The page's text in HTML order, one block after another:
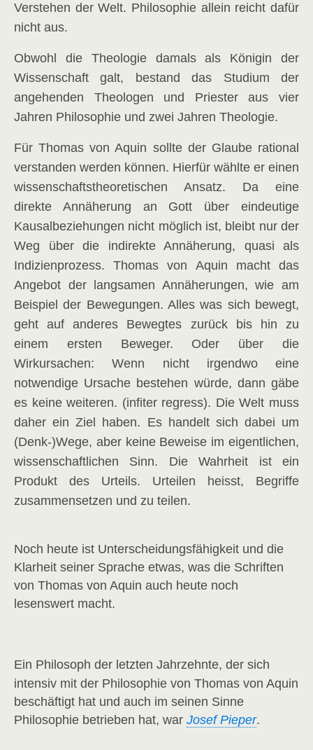
Verstehen der Welt. Philosophie allein reicht dafür
nicht aus.
Obwohl die Theologie damals als Königin der
Wissenschaft galt, bestand das Studium der
angehenden Theologen und Priester aus vier
Jahren Philosophie und zwei Jahren Theologie.
Für Thomas von Aquin sollte der Glaube rational
verstanden werden können. Hierfür wählte er einen
wissenschaftstheoretischen Ansatz. Da eine
direkte Annäherung an Gott über eindeutige
Kausalbeziehungen nicht möglich ist, bleibt nur der
Weg über die indirekte Annäherung, quasi als
Indizienprozess. Thomas von Aquin macht das
Angebot der langsamen Annäherungen, wie am
Beispiel der Bewegungen. Alles was sich bewegt,
geht auf anderes Bewegtes zurück bis hin zu
einem ersten Beweger. Oder über die
Wirkursachen: Wenn nicht irgendwo eine
notwendige Ursache bestehen würde, dann gäbe
es keine weiteren. (infiter regress). Die Welt muss
daher ein Ziel haben. Es handelt sich dabei um
(Denk-)Wege, aber keine Beweise im eigentlichen,
wissenschaftlichen Sinn. Die Wahrheit ist ein
Produkt des Urteils. Urteilen heisst, Begriffe
zusammensetzen und zu teilen.
Noch heute ist Unterscheidungsfähigkeit und die
Klarheit seiner Sprache etwas, was die Schriften
von Thomas von Aquin auch heute noch
lesenswert macht.
Ein Philosoph der letzten Jahrzehnte, der sich
intensiv mit der Philosophie von Thomas von Aquin
beschäftigt hat und auch im seinen Sinne
Philosophie betrieben hat, war Josef Pieper.